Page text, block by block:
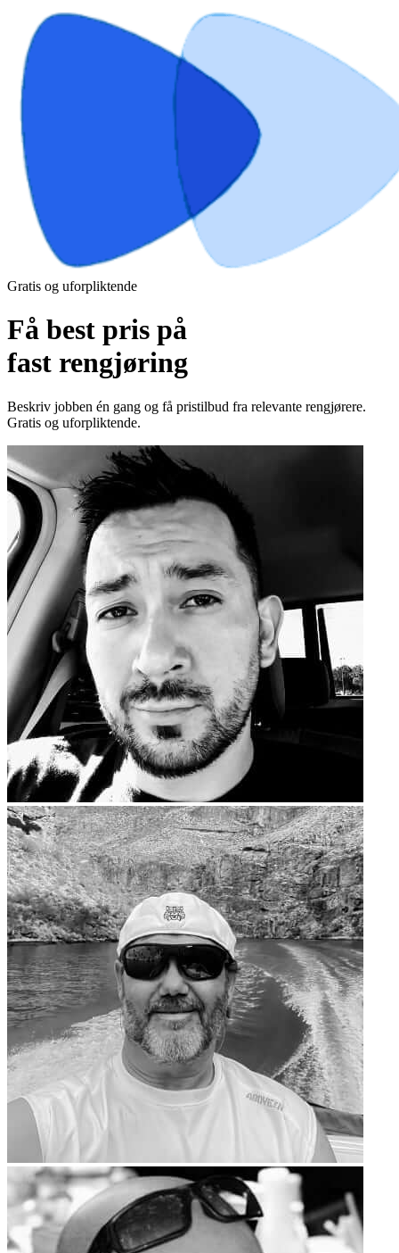
Gratis og uforpliktende
Få best pris på
fast rengjøring
Beskriv jobben én gang og få pristilbud fra relevante rengjørere.
Gratis og uforpliktende.